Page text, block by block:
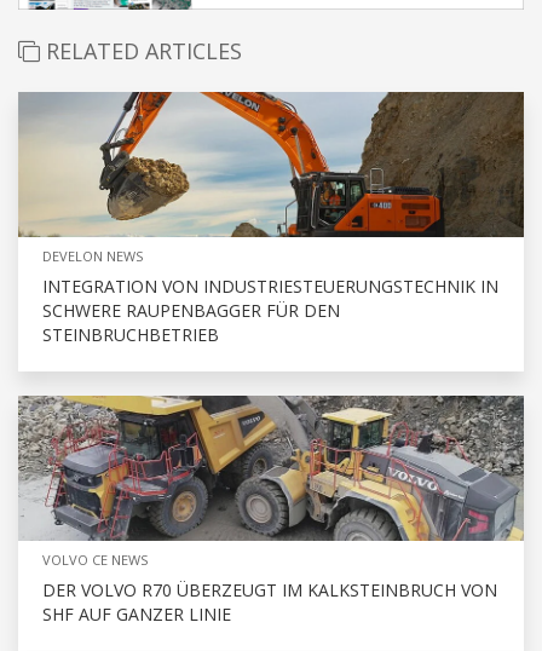
RELATED ARTICLES
DEVELON NEWS
INTEGRATION VON INDUSTRIESTEUERUNGSTECHNIK IN
SCHWERE RAUPENBAGGER FÜR DEN
STEINBRUCHBETRIEB
VOLVO CE NEWS
DER VOLVO R70 ÜBERZEUGT IM KALKSTEINBRUCH VON
SHF AUF GANZER LINIE